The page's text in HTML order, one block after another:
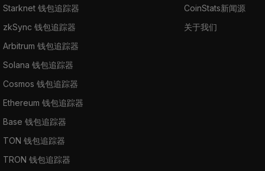
Starknet 钱包追踪器
zkSync 钱包追踪器
Arbitrum 钱包追踪器
Solana 钱包追踪器
Cosmos 钱包追踪器
Ethereum 钱包追踪器
Base 钱包追踪器
TON 钱包追踪器
TRON 钱包追踪器
CoinStats新闻源
关于我们